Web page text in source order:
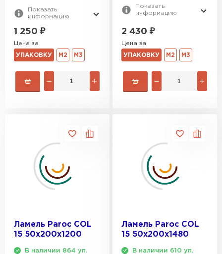
Показать
информацию
1 250 ₽
Цена за
УПАКОВКУ М2 М3
Показать
информацию
2 430 ₽
Цена за
УПАКОВКУ М2 М3
Ламель Paroc COL
15 50х200х1200
В наличии 864 уп.
Ламель Paroc COL
15 50х200х1480
В наличии 610 уп.